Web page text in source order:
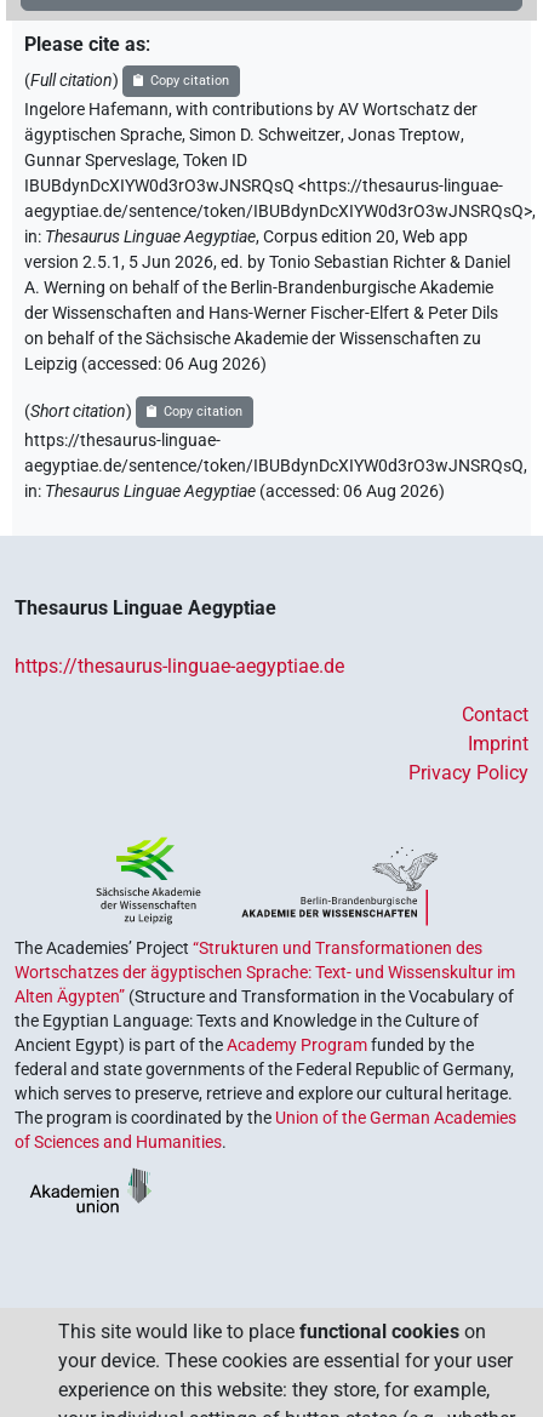
Please cite as:
(Full citation) Copy citation
Ingelore Hafemann,with contributions byAV Wortschatz der
ägyptischen Sprache,Simon D. Schweitzer,Jonas Treptow,
Gunnar Sperveslage,Token ID
IBUBdynDcXIYW0d3rO3wJNSRQsQ <https://thesaurus-linguae-
aegyptiae.de/sentence/token/IBUBdynDcXIYW0d3rO3wJNSRQsQ>,
in: Thesaurus Linguae Aegyptiae,Corpus edition 20, Web app
version 2.5.1, 5 Jun 2026, ed. by Tonio Sebastian Richter & Daniel
A. Werning on behalf of the Berlin-Brandenburgische Akademie
der Wissenschaften and Hans-Werner Fischer-Elfert & Peter Dils
on behalf of the Sächsische Akademie der Wissenschaften zu
Leipzig (accessed:06 Aug 2026)
(Short citation) Copy citation
https://thesaurus-linguae-
aegyptiae.de/sentence/token/IBUBdynDcXIYW0d3rO3wJNSRQsQ,
in: Thesaurus Linguae Aegyptiae (accessed:06 Aug 2026)
Thesaurus Linguae Aegyptiae
https://thesaurus-linguae-aegyptiae.de
Contact
Imprint
Privacy Policy
The Academies’ Project “Strukturen und Transformationen des
Wortschatzes der ägyptischen Sprache: Text- und Wissenskultur im
Alten Ägypten” (Structure and Transformation in the Vocabulary of
the Egyptian Language: Texts and Knowledge in the Culture of
Ancient Egypt) is part of theAcademy Programfunded by the
federal and state governments of the Federal Republic of Germany,
which serves to preserve, retrieve and explore our cultural heritage.
The program is coordinated by the Union of the German Academies
of Sciences and Humanities.
This site would like to place functional cookies on
your device. These cookies are essential for your user
experience on this website: they store, for example,